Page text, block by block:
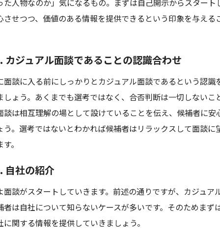
た人物なのか」気になるもの。まずは自己開示からスタート
させつつ、価値のある情報を提供できるという印象を与える
カジュアル面談であることの認識合わせ
面談に入る前にしっかりとカジュアル面談であるという認識
しょう。あくまでも選考ではなく、合否判断は一切しないこ
談は相互理解の場として設けていることを伝え、候補者に安
う。選考ではないとわかれば候補者はリラックスして面談に
。
自社の紹介
面談がスタートしていきます。前述の通りですが、カジュア
者は自社について知らないケースが多いです。そのためまず
に関する情報を提供していきましょう。